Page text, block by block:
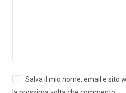
Salva il mio nome, email e sito